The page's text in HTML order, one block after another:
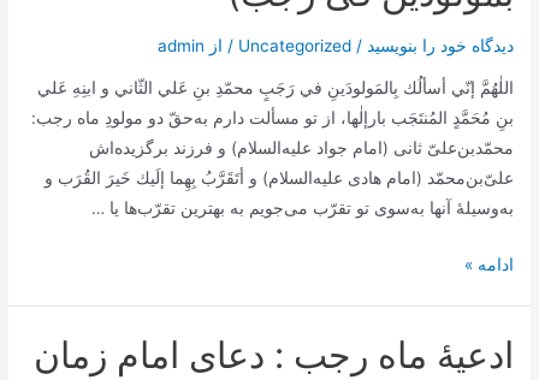
(یا
من
یملک
حوائج
السائلین)
دیدگاه‌ خود را بنویسید /
Uncategorized / از admin
اللٰهُمَّ إنّي أسألُك بِالمَولودَينِ في رَجَبٍ محمّدِ بنِ عَلي الثّاني و ابنِهِ عَلي
بنِ مُحَمَّدٍ المُنتَجَب بارإلٰها، از تو مسألت دارم به‌حقّ دو مولودِ ماه رجب:
محمّد‌بن‌علیّ ثانی (امام جواد علیه‌السلام) و فرزند برگزیده‌اش
علیّ‌بن‌محمّد (امام هادی علیه‌السلام) و أتَقَرَّبُ بِهِما إلَيك خَيرَ القُرَب و
به‌وسیلۀ آنها به‌سوی تو تقرّب می‌جویم به بهترین تقرّب‌ها يا …
ادعیۀ
دعای
ادامه »
ادعیۀ ماه رجب : دعای امام زمان